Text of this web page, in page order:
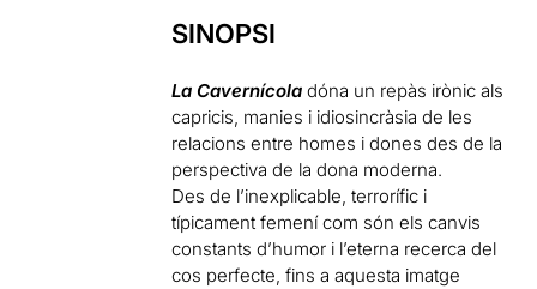
SINOPSI
La Cavernícola dóna un repàs irònic als
capricis, manies i idiosincràsia de les
relacions entre homes i dones des de la
perspectiva de la dona moderna.
Des de l’inexplicable, terrorífic i
típicament femení com són els canvis
constants d’humor i l’eterna recerca del
cos perfecte, fins a aquesta imatge